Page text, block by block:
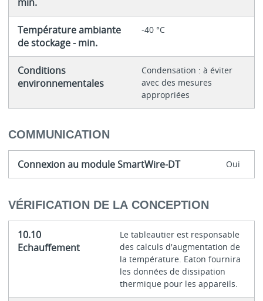
Température ambiante
de stockage - min.
-40 °C
Conditions
environnementales
Condensation : à éviter
avec des mesures
appropriées
COMMUNICATION
Connexion au module SmartWire-DT Oui
VÉRIFICATION DE LA CONCEPTION
10.10
Echauffement
Le tableautier est responsable
des calculs d'augmentation de
la température. Eaton fournira
les données de dissipation
thermique pour les appareils.